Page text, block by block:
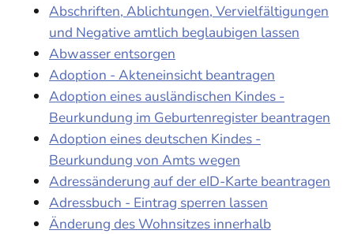
Abschriften, Ablichtungen, Vervielfältigungen
und Negative amtlich beglaubigen lassen
Abwasser entsorgen
Adoption - Akteneinsicht beantragen
Adoption eines ausländischen Kindes -
Beurkundung im Geburtenregister beantragen
Adoption eines deutschen Kindes -
Beurkundung von Amts wegen
Adressänderung auf der eID-Karte beantragen
Adressbuch - Eintrag sperren lassen
Änderung des Wohnsitzes innerhalb